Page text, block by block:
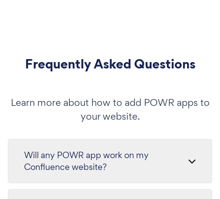
Frequently Asked Questions
Learn more about how to add POWR apps to
your website.
Will any POWR app work on my
Confluence website?